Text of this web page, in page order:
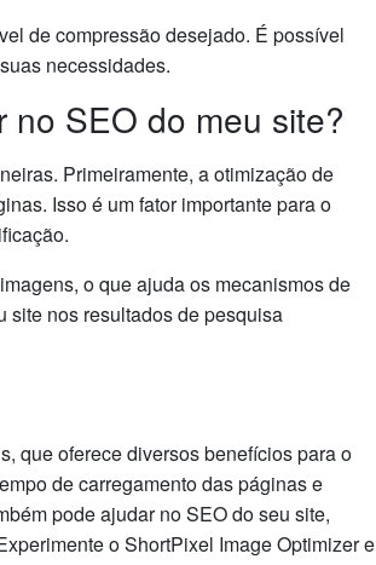
de compressão desejado. É possível
necessidades.
no SEO do meu site?
Primeiramente, a otimização de
Isso é um fator importante para o
o que ajuda os mecanismos de
site nos resultados de pesquisa
que oferece diversos benefícios para o
de carregamento das páginas e
pode ajudar no SEO do seu site,
o ShortPixel Image Optimizer e